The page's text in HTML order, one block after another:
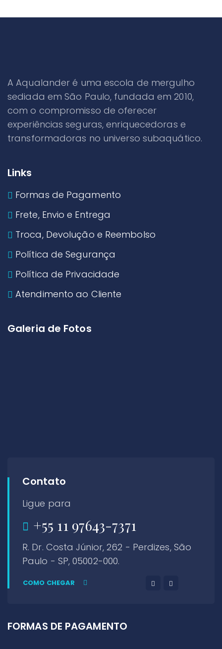
A Aqualander é uma escola de mergulho
sediada em São Paulo, fundada em 2010,
com o compromisso de oferecer
experiências seguras, enriquecedoras e
transformadoras no universo subaquático.
Links
Formas de Pagamento
Frete, Envio e Entrega
Troca, Devolução e Reembolso
Política de Segurança
Política de Privacidade
Atendimento ao Cliente
Galeria de Fotos
Contato
Ligue para
+55 11 97643-7371
R. Dr. Costa Júnior, 262 - Perdizes, São
Paulo - SP, 05002-000.
COMO CHEGAR
FORMAS DE PAGAMENTO